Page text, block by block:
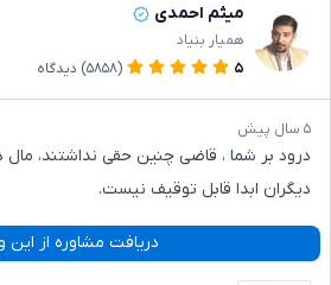
میثم احمدی
همیار بنیاد
۵
(۵۸۵۸) دیدگاه
۵ سال پیش
درود بر شما ، قاضی چنین حقی نداشتند،
دیگران ابدا قابل توقیف نیست.
دریافت مشاوره از این